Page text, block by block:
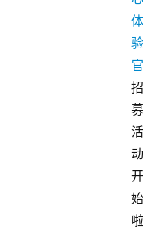
体
验
官
招
募
活
动
开
始
啦